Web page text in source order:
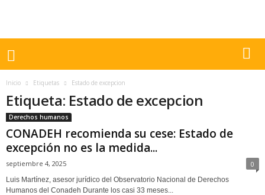
Inicio Etiquetas Estado de excepcion
Etiqueta: Estado de excepcion
Derechos humanos
CONADEH recomienda su cese: Estado de
excepción no es la medida...
septiembre 4, 2025 0
Luis Martínez, asesor jurídico del Observatorio Nacional de Derechos
Humanos del Conadeh Durante los casi 33 meses...